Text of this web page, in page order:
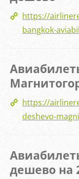
https://
bangkok-
https://
deshevo-
дешево на